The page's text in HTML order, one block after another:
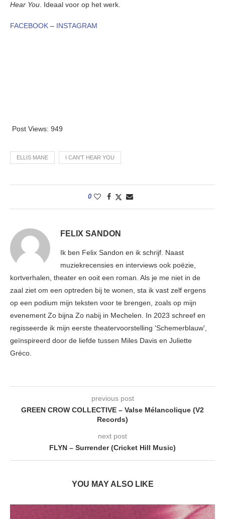
Hear You. Ideaal voor op het werk.
FACEBOOK – INSTAGRAM
Post Views: 949
ELLIS MANE I CAN'T HEAR YOU
0
FELIX SANDON
Ik ben Felix Sandon en ik schrijf. Naast
muziekrecensies en interviews ook poëzie,
kortverhalen, theater en ooit een roman. Als je me niet in de
zaal ziet om een optreden bij te wonen, sta ik vast zelf ergens
op een podium mijn teksten voor te brengen, zoals op mijn
evenement Zo bijna Zo nabij in Mechelen. In 2023 schreef en
regisseerde ik mijn eerste theatervoorstelling 'Schemerblauw',
geïnspireerd door de liefde tussen Miles Davis en Juliette
Gréco.
previous post
GREEN CROW COLLECTIVE – Valse Mélancolique (V2
Records)
next post
FLYN – Surrender (Cricket Hill Music)
YOU MAY ALSO LIKE